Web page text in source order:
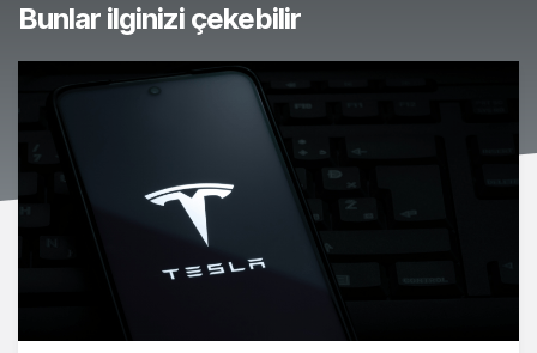
Bunlar ilginizi çekebilir